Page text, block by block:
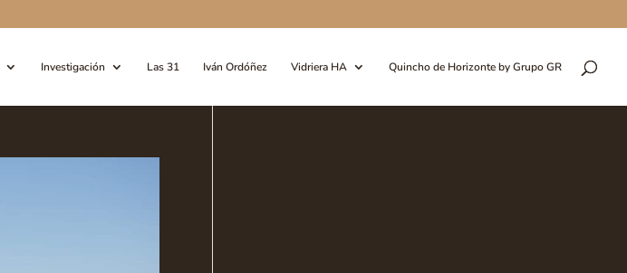
Investigación Las 31 Iván Ordóñez Vidriera HA Quincho de Horizonte by Grupo GR